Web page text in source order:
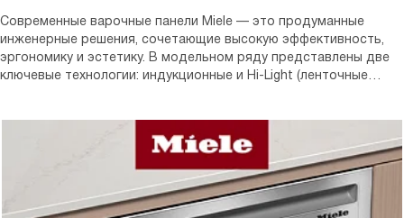
Современные варочные панели Miele — это продуманные
инженерные решения, сочетающие высокую эффективность,
эргономику и эстетику. В модельном ряду представлены две
ключевые технологии: индукционные и Hi-Light (ленточные